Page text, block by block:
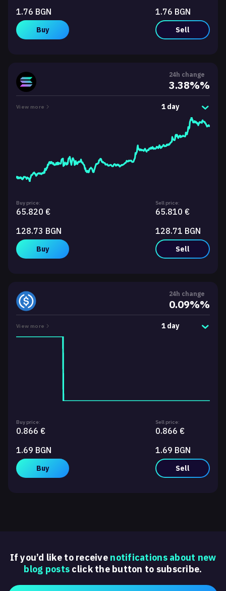
1.76 BGN
Buy
1.76 BGN
Sell
24h change
3.38%%
View more 1 day
Buy price:
65.820 €
128.73 BGN
Buy
Sell price:
65.810 €
128.71 BGN
Sell
24h change
0.09%%
View more 1 day
Buy price:
0.866 €
1.69 BGN
Buy
Sell price:
0.866 €
1.69 BGN
Sell
If you’d like to receive notifications about new
blog posts click the button to subscribe.